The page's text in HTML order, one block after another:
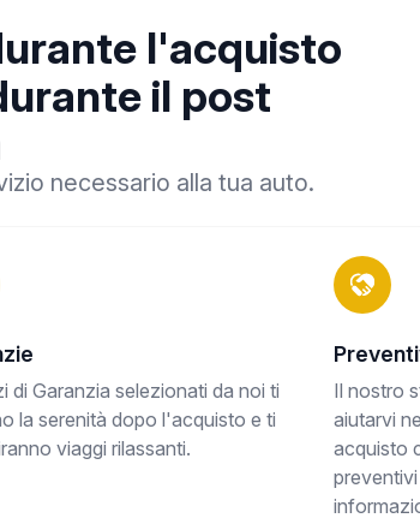
l'acquisto
il post
necessario alla tua auto.
di Garanzia selezionati da noi ti
la serenità dopo l'acquisto e ti
viaggi rilassanti.
Il nostro
aiutarvi
acquisto